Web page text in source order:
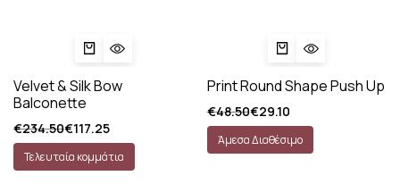
Velvet & Silk Bow
Balconette
€234.50€117.25
Τελευταία κομμάτια
Print Round Shape Push Up
€48.50€29.10
Άμεσα Διαθέσιμο